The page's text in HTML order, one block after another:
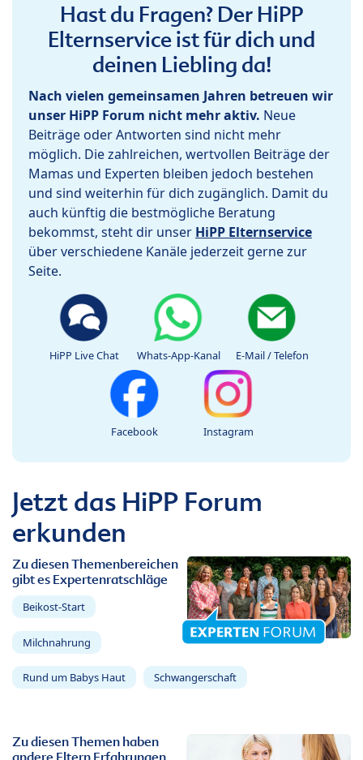
Hast du Fragen? Der HiPP
Elternservice ist für dich und
deinen Liebling da!
Nach vielen gemeinsamen Jahren betreuen wir
unser HiPP Forum nicht mehr aktiv. Neue
Beiträge oder Antworten sind nicht mehr
möglich. Die zahlreichen, wertvollen Beiträge der
Mamas und Experten bleiben jedoch bestehen
und sind weiterhin für dich zugänglich. Damit du
auch künftig die bestmögliche Beratung
bekommst, steht dir unser HiPP Elternservice
über verschiedene Kanäle jederzeit gerne zur
Seite.
HiPP Live Chat Whats-App-Kanal E-Mail / Telefon
Facebook Instagram
Jetzt das HiPP Forum
erkunden
Zu diesen Themenbereichen
gibt es Expertenratschläge
Beikost-Start
Milchnahrung
Rund um Babys Haut Schwangerschaft
Zu diesen Themen haben